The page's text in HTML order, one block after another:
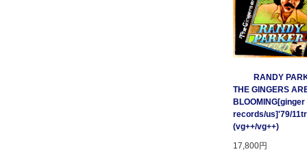
RANDY
THE GINGERS
BLOOMING[ginger
records/us]'79/
(vg++/vg++)
17,800円